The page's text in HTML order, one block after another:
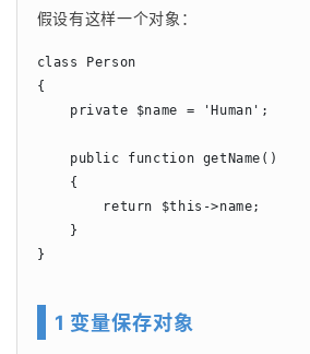
假设有这样一个对象：
class Person
{
    private $name = 'Human';
    public function getName()
    {
        return $this->name;
    }
}
1 变量保存对象